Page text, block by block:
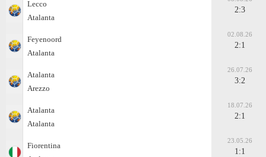
Lecco
Atalanta
2:3
Feyenoord
Atalanta
02.08.26
2:1
Atalanta
Arezzo
26.07.26
3:2
Atalanta
Atalanta
18.07.26
2:1
Fiorentina
23.05.26
1:1